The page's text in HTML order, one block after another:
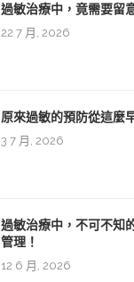
過敏治療中，竟需要留
22 7 月, 2026
原來過敏的預防從這麼
3 7 月, 2026
過敏治療中，不可不知
管理！
12 6 月, 2026